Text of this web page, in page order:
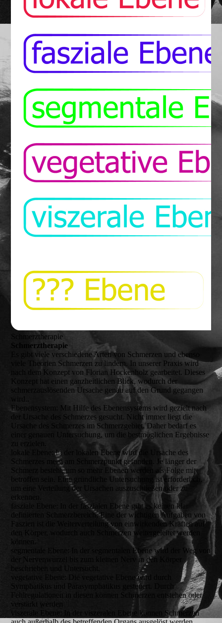
Schmerztherapie
Schmerztherapie
Es gibt viele verschiedene Arten von Schmerzen und ebenso
viele Theorien Schmerzen zu lindern. In unserer Praxis wird
nach dem Konzept von Florian Hockenholz gearbeitet. Dieses
Konzept hat einen ganzheitlichen Blick, wodurch der
schmerzauslösenden Ursache genau auf den Grund gegangen
Ebenensystem:
Mit Hilfe des Ebenensystems wird gezielt nach
der Ursache des Schmerzes gesucht. Nicht immer liegt die
Ursache des Schmerzes im Schmerzgebiet. Daher bedarf es
einer genauen Untersuchung, um die bestmöglichen Ergebnisse
zu erzielen.
lokale Ebene:In der lokalen Ebene wird die Ursache des
Schmerzes meist am Schmerzpunkt gefunden. Je länger der
Schmerz besteht, um so mehr Ebenen werden als Folge mit
betroffen sein. Eine gründliche Untersuchung ist erforderlich,
um eine Verteilung der Ursachen auszuschließen oder zu
erkennen.
fasziale Ebene: In der faszialen Ebene gibt es keinen klar
definierten Schmerzbereich. Eine der wichtigen Aufgaben von
Faszien ist die Weiterverteilung von einwirkenden Kräften auf
den Körper, wodurch auch Schmerzen weitergeleitet werden
können.
segmentale Ebene:
In der segmentalen Ebene wird der Weg von
der Nervenwurzel bis zum kleinen Nerv in den Körper
beschrieben und Untersucht.
vegetative Ebene:
Die vegetative Ebene wird durch
Symphatikus und Parasymphatikus gesteuert. Durch
Fehlregulationen in diesen können Schmerzen entstehen oder
verstärkt werden
viszerale Ebene:
In der viszeralen Ebene können Schmerzen